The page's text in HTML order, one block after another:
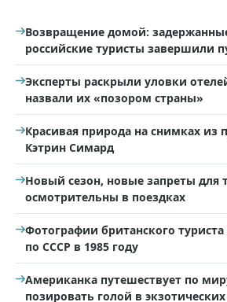
Возвращение домой:
российские туристы завершили
Эксперты раскрыли уловки
назвали их «позором страны»
Красивая природа на снимках из
Кэтрин Симард
Новый сезон, новые запреты для
осмотрительны в поездках
Фотографии британского
по СССР в 1985 году
Американка путешествует по
позировать голой в